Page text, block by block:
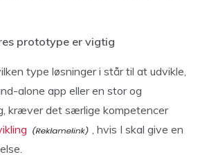
prototype er vigtig
type løsninger i står til at udvikle,
alone app eller en stor og
kræver det særlige kompetencer
, hvis I skal give en